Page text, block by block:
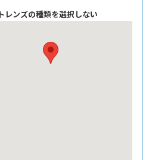
レンズの種類を選択しない